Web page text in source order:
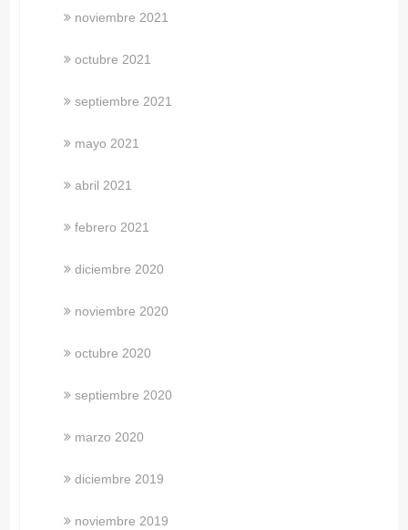
noviembre 2021
octubre 2021
septiembre 2021
mayo 2021
abril 2021
febrero 2021
diciembre 2020
noviembre 2020
octubre 2020
septiembre 2020
marzo 2020
diciembre 2019
noviembre 2019